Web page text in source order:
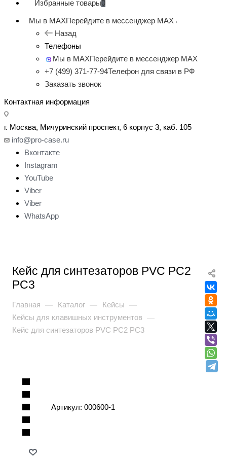
Избранные товары0
Мы в MAXПерейдите в мессенджер MAX
Назад
Телефоны
Мы в MAXПерейдите в мессенджер MAX
+7 (499) 371-77-94Телефон для связи в РФ
Заказать звонок
Контактная информация
г. Москва, Мичуринский проспект, 6 корпус 3, каб. 105
info@pro-case.ru
Вконтакте
Instagram
YouTube
Viber
Viber
WhatsApp
Кейс для синтезаторов PVC PC2
PC3
Главная — Каталог — Кейсы —
Кейсы для клавишных инструментов —
Кейс для синтезаторов PVC PC2 PC3
Артикул: 000600-1